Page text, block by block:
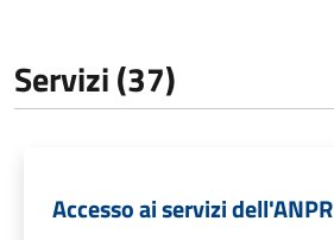
Servizi (37)
Accesso ai servizi dell'ANPR